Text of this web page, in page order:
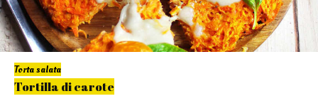
Torta salata
Tortilla di carote